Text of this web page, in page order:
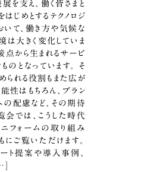
を支え、働く皆さまと
じめとするテクノロジ
て、働き方や気候な
は大きく変化していま
点から生まれるサービ
のとなっています。 そ
られる役割もまた広が
性はもちろん、ブラン
配慮など、その期待
会では、こうした時代
フォームの取り組み
ご覧いただけます。
ト提案や導入事例、